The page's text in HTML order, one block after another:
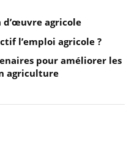
d’œuvre agricole
l’emploi agricole ?
pour améliorer les
agriculture